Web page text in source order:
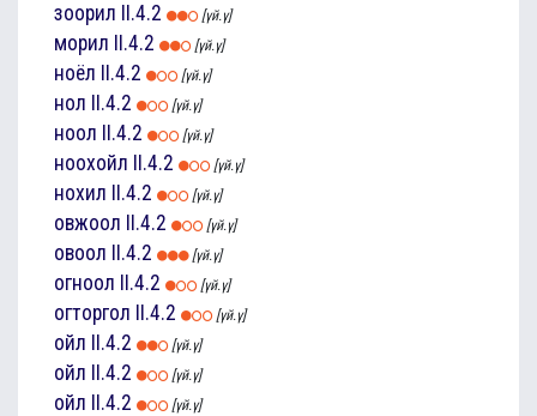
зоорил II.4.2 [үй.ү]
морил II.4.2 [үй.ү]
ноёл II.4.2 [үй.ү]
нол II.4.2 [үй.ү]
ноол II.4.2 [үй.ү]
ноохойл II.4.2 [үй.ү]
нохил II.4.2 [үй.ү]
овжоол II.4.2 [үй.ү]
овоол II.4.2 [үй.ү]
огноол II.4.2 [үй.ү]
огторгол II.4.2 [үй.ү]
ойл II.4.2 [үй.ү]
ойл II.4.2 [үй.ү]
ойл II.4.2 [үй.ү]